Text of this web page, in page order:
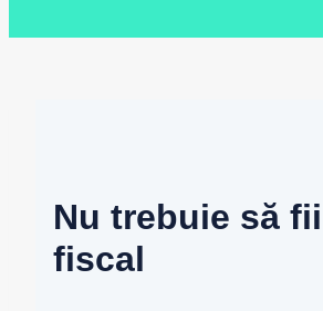
Nu trebuie să
fiscal